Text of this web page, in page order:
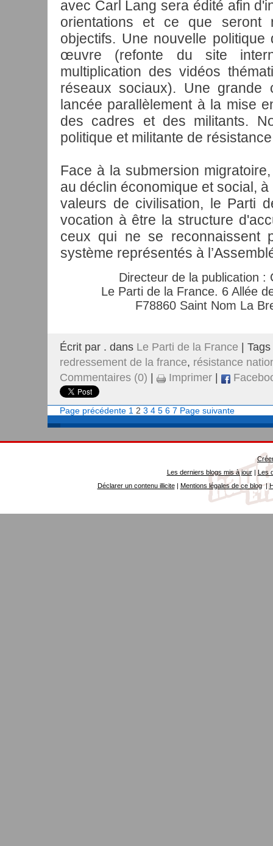
avec Carl Lang sera édité afin
orientations et ce que seront
objectifs. Une nouvelle
œuvre (refonte du site
multiplication des vidéos
réseaux sociaux). Une grande
lancée parallèlement à la mise
des cadres et des militants.
politique et militante de
Face à la submersion
au déclin économique et social, à
valeurs de civilisation, le Parti
vocation à être la structure
ceux qui ne se reconnaissent
système représentés à
Directeur de la publication :
Le Parti de la France. 6 Allée
F78860 Saint Nom La
Écrit par . dans Le Parti de la France |
redressement de la france, résistance
Commentaires (0)
Imprimer
Page précédente 1 2 3 4 5 6 7 Page suivante
Les derniers blogs mis à jour| Les
Déclarer un contenu illicite| Mentions légales de ce blog|